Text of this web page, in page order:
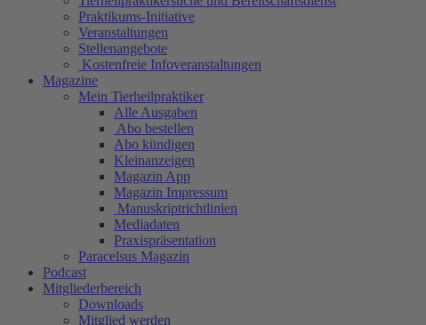
Praktikums-Initiative
Veranstaltungen
Stellenangebote
Kostenfreie Infoveranstaltungen
Magazine
Mein Tierheilpraktiker
Alle Ausgaben
Abo bestellen
Abo kündigen
Kleinanzeigen
Magazin App
Magazin Impressum
Manuskriptrichtlinien
Mediadaten
Praxispräsentation
Paracelsus Magazin
Podcast
Mitgliederbereich
Downloads
Mitglied werden